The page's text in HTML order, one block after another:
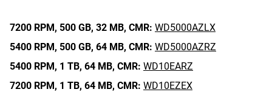
7200 RPM, 500 GB, 32 MB, CMR: WD5000AZLX
5400 RPM, 500 GB, 64 MB, CMR: WD5000AZRZ
5400 RPM, 1 TB, 64 MB, CMR: WD10EARZ
7200 RPM, 1 TB, 64 MB, CMR: WD10EZEX